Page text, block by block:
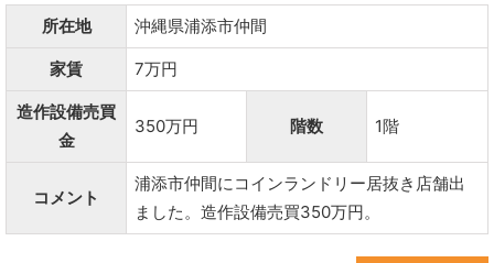
所在地 沖縄県浦添市仲間
家賃 7万円
造作設備売買
金
350万円 階数 1階
コメント
浦添市仲間にコインランドリー居抜き店舗出
ました。造作設備売買350万円。